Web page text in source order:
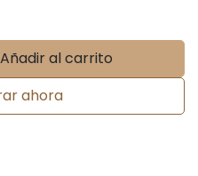
Añadir al carrito
ahora